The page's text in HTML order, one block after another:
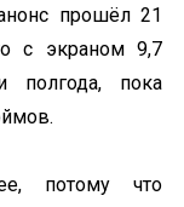
прошёл 21
с экраном 9,7
полгода, пока
потому что